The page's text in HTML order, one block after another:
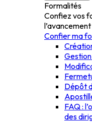
Formalités
Confiez vos
Confier ma
Dépôt
FAQ :
des